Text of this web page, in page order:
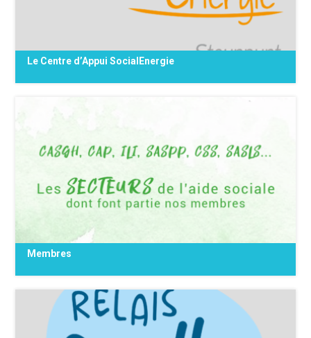
tous pour proposer des repas {...}
Le Centre d’Appui SocialEnergie
travailleur·euse·s de première ligne sur les
hydrique. Sa mission est d’accompagner au
mieux les {...}
Membres
Voir cette {...}